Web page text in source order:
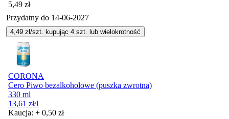
Cena
5,49 zł
Przydatny do 14-06-2027
4,49 zł/szt. kupując 4 szt. lub wielokrotność
CORONA
Cero Piwo bezalkoholowe (puszka zwrotna)
330 ml
13,61 zł/l
Kaucja: + 0,50 zł